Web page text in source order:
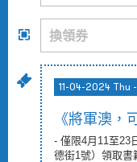
11-04-2024 Thu
《將軍澳，
- 僅限4月11至23
德街1號）領取書